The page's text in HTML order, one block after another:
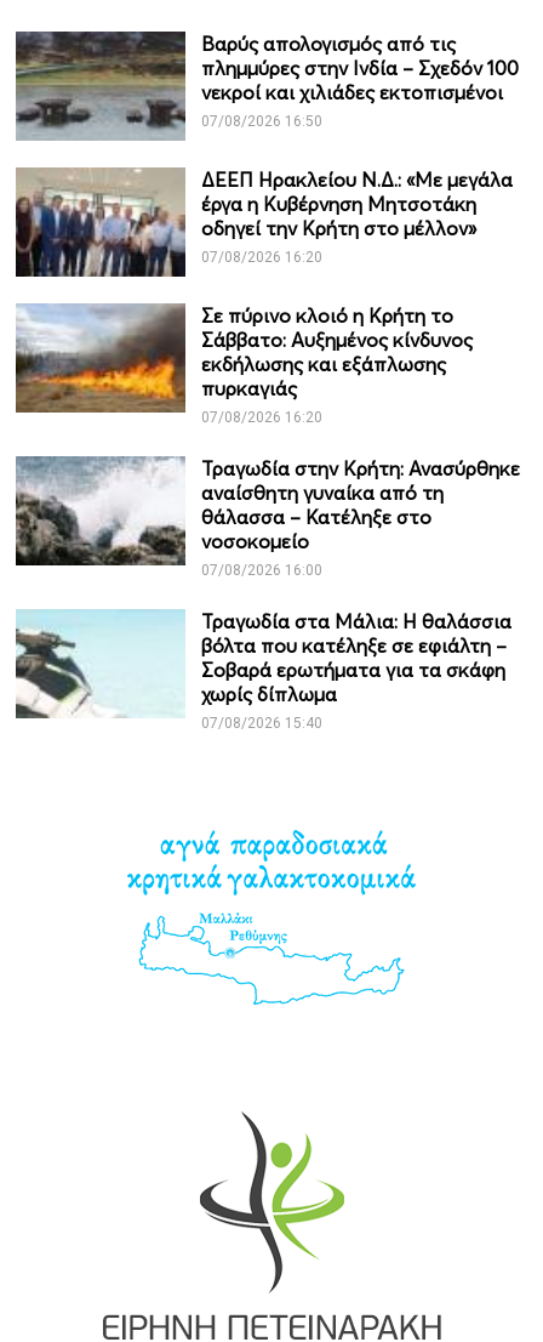
Βαρύς απολογισμός από τις
πλημμύρες στην Ινδία – Σχεδόν 100
νεκροί και χιλιάδες εκτοπισμένοι
07/08/2026 16:50
ΔΕΕΠ Ηρακλείου Ν.Δ.: «Με μεγάλα
έργα η Κυβέρνηση Μητσοτάκη
οδηγεί την Κρήτη στο μέλλον»
07/08/2026 16:20
Σε πύρινο κλοιό η Κρήτη το
Σάββατο: Αυξημένος κίνδυνος
εκδήλωσης και εξάπλωσης
πυρκαγιάς
07/08/2026 16:20
Τραγωδία στην Κρήτη: Ανασύρθηκε
αναίσθητη γυναίκα από τη
θάλασσα – Κατέληξε στο
νοσοκομείο
07/08/2026 16:00
Τραγωδία στα Μάλια: Η θαλάσσια
βόλτα που κατέληξε σε εφιάλτη –
Σοβαρά ερωτήματα για τα σκάφη
χωρίς δίπλωμα
07/08/2026 15:40